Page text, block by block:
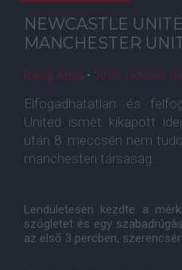
NEWCASTLE
MANCHESTER
Balog Attila • 2019. október.
Elfogadhatatlan és
United ismét kikapott
után 8. meccsén nem
manchesteri társaság.
Lendületesen kezdte a
szögletet és egy
az első 3 percben,